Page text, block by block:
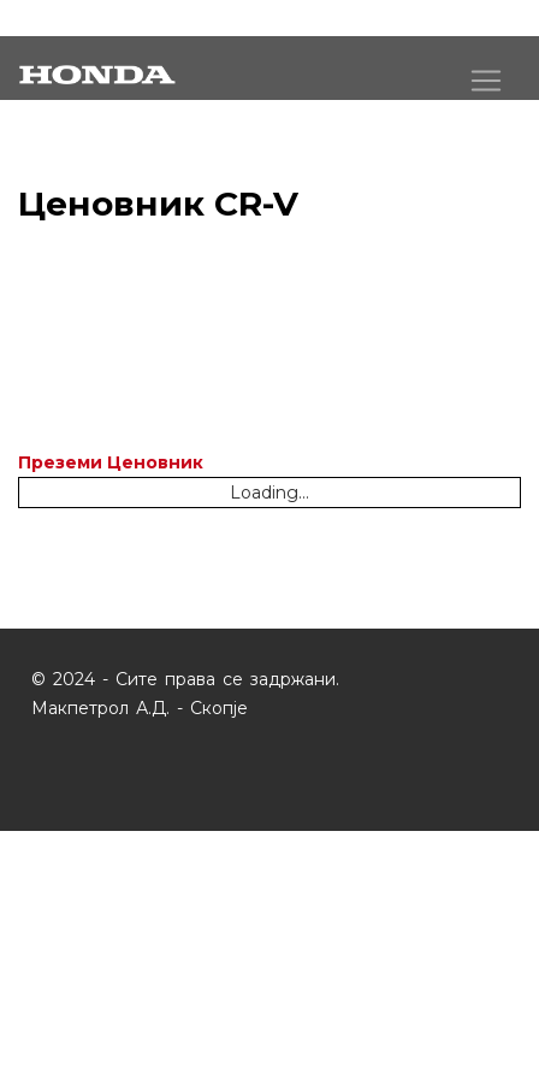
Ценовник CR-V
Преземи Ценовник
Loading...
© 2024 - Сите права се задржани.
Макпетрол А.Д. - Скопје